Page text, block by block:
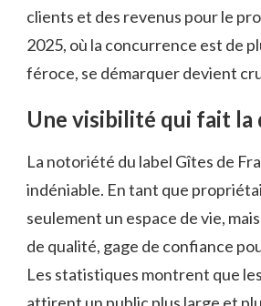
clients et des revenus pour le
2025, où la concurrence est de
féroce, se démarquer devient
Une visibilité qui fait
La notoriété du label Gîtes de
indéniable. En tant que
seulement un espace de vie,
de qualité, gage de confiance
Les statistiques montrent que